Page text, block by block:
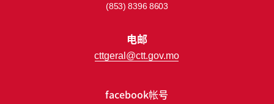
facebook帐号
(853) 8396 8603
电邮
cttgeral@ctt.gov.mo